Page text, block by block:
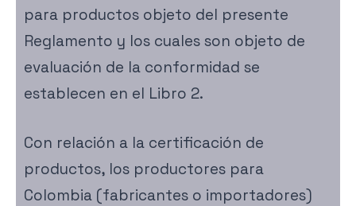
para productos objeto del presente
Reglamento y los cuales son objeto de
evaluación de la conformidad se
establecen en el Libro 2.
Con relación a la certificación de
productos, los productores para
Colombia (fabricantes o importadores)